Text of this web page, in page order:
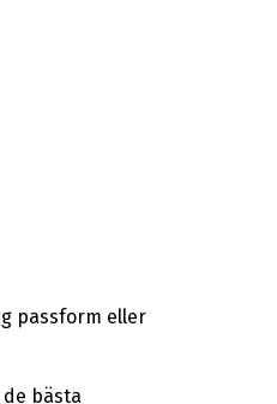
passform eller
bästa